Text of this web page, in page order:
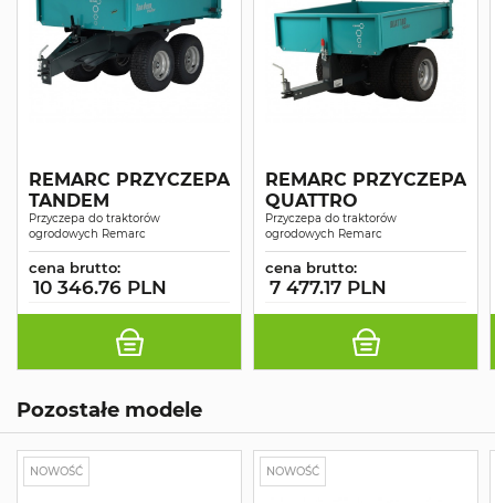
REMARC PRZYCZEPA
TANDEM
Przyczepa do traktorów
ogrodowych Remarc
cena brutto:
10 346.76 PLN
REMARC PRZYCZEPA
QUATTRO
Przyczepa do traktorów
ogrodowych Remarc
cena brutto:
7 477.17 PLN
Pozostałe modele
NOWOŚĆ NOWOŚĆ